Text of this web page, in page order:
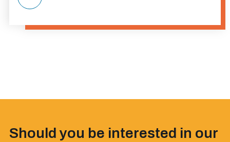
Should you be interested in our